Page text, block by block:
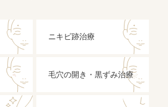
ニキビ跡治療
毛穴の開き・黒ずみ治療